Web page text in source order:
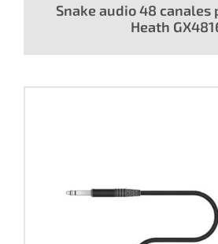
Snake audio 48 canales
Heath